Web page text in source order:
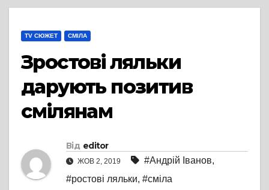
TV СЮЖЕТ СМІЛА
Зростові ляльки
дарують позитив
смілянам
Від editor
ЖОВ 2, 2019 #Андрій Іванов,
#ростові ляльки, #сміла